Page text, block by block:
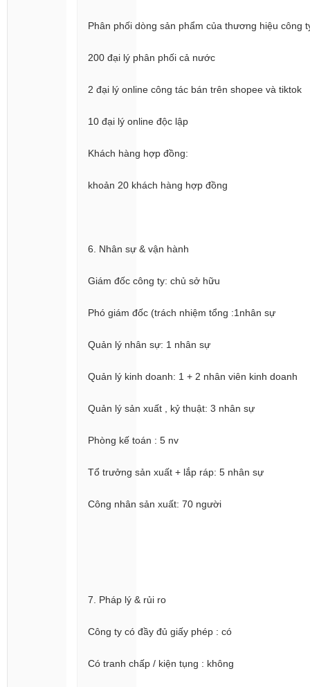
Phân phối dòng sản phẩm của thương hiệu công
200 đại lý phân phối cả nước
2 đại lý online công tác bán trên shopee và tiktok
10 đại lý online độc lập
Khách hàng hợp đồng:
khoản 20 khách hàng hợp đồng
6. Nhân sự & vận hành
Giám đốc công ty: chủ sở hữu
Phó giám đốc (trách nhiệm tổng :1nhân sự
Quản lý nhân sự: 1 nhân sự
Quản lý kinh doanh: 1 + 2 nhân viên kinh doanh
Quản lý sản xuất , kỷ thuật: 3 nhân sự
Phòng kế toán : 5 nv
Tổ trưởng sản xuất + lắp ráp: 5 nhân sự
Công nhân sản xuất: 70 người
7. Pháp lý & rủi ro
Công ty có đầy đủ giấy phép : có
Có tranh chấp / kiện tụng : không